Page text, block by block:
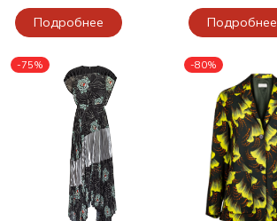
Подробнее Подробнее
-75% -80%